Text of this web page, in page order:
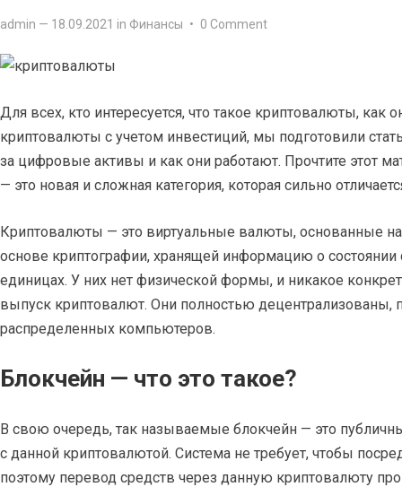
admin — 18.09.2021 in Финансы • 0 Comment
Для всех, кто интересуется, что такое криптовалюты, как
криптовалюты с учетом инвестиций, мы подготовили
за цифровые активы и как они работают. Прочтите этот
— это новая и сложная категория, которая сильно
Криптовалюты — это виртуальные валюты, основанные на
основе криптографии, хранящей информацию о состоянии
единицах. У них нет физической формы, и никакое
выпуск криптовалют. Они полностью децентрализованы,
распределенных компьютеров.
Блокчейн — что это такое?
В свою очередь, так называемые блокчейн — это
с данной криптовалютой. Система не требует, чтобы
поэтому перевод средств через данную криптовалюту